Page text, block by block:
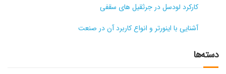
کارکرد لودسل در جرثقیل های سقفی
آشنایی با اینورتر و انواع کاربرد آن در صنعت
دسته‌ها